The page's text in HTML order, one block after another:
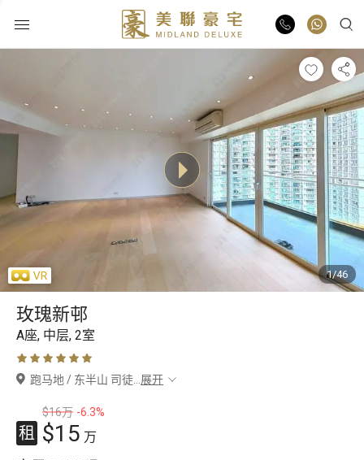
物业出租
业主放盘
豪宅报告
豪宅资讯
更多楼盘
豪宅专家
豪宅分行
1/46
玫瑰新邨
A座, 中层, 2室
跑马地 / 东半山 司徒 展开
$16万 -6.3%
租 $15 万